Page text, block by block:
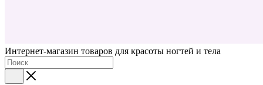
Интернет-магазин товаров для красоты ногтей и тела